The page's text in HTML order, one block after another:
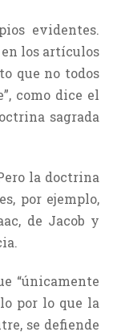
evidentes.
los artículos
que no todos
como dice el
sagrada
la doctrina
por ejemplo,
de Jacob y
“únicamente
por lo que la
se defiende